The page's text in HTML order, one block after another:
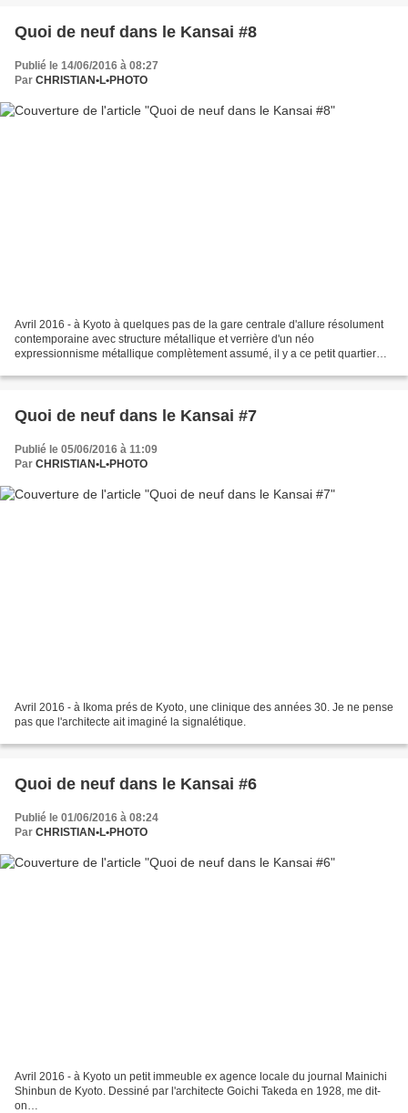
Quoi de neuf dans le Kansai #8
Publié le 14/06/2016 à 08:27
Par CHRISTIAN•L•PHOTO
Avril 2016 - à Kyoto à quelques pas de la gare centrale d'allure résolument
contemporaine avec structure métallique et verrière d'un néo
expressionnisme métallique complètement assumé, il y a ce petit quartier…
Quoi de neuf dans le Kansai #7
Publié le 05/06/2016 à 11:09
Par CHRISTIAN•L•PHOTO
Avril 2016 - à Ikoma prés de Kyoto, une clinique des années 30. Je ne pense
pas que l'architecte ait imaginé la signalétique.
Quoi de neuf dans le Kansai #6
Publié le 01/06/2016 à 08:24
Par CHRISTIAN•L•PHOTO
Avril 2016 - à Kyoto un petit immeuble ex agence locale du journal Mainichi
Shinbun de Kyoto. Dessiné par l'architecte Goichi Takeda en 1928, me dit-
on…